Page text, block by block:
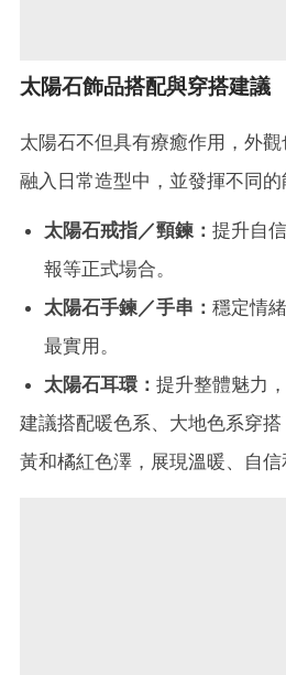
太陽石飾品搭配與穿搭建議
太陽石不但具有療癒作用，外
融入日常造型中，並發揮不同的
太陽石戒指／頸鍊： 提升自
報等正式場合。
太陽石手鍊／手串： 穩定情
最實用。
太陽石耳環： 提升整體魅力
建議搭配暖色系、大地色系穿
黃和橘紅色澤，展現溫暖、自信